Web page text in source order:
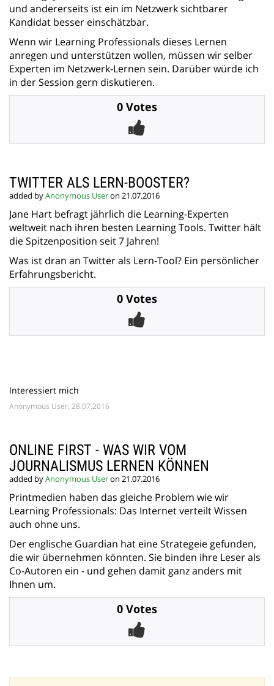
und andererseits ist ein im Netzwerk sichtbarer
Kandidat besser einschätzbar.
Wenn wir Learning Professionals dieses Lernen
anregen und unterstützen wollen, müssen wir selber
Experten im Netzwerk-Lernen sein. Darüber würde ich
in der Session gern diskutieren.
0 Votes
TWITTER ALS LERN-BOOSTER?
added byAnonymous Useron 21.07.2016
Jane Hart befragt jährlich die Learning-Experten
weltweit nach ihren besten Learning Tools. Twitter hält
die Spitzenposition seit 7 Jahren!
Was ist dran an Twitter als Lern-Tool? Ein persönlicher
Erfahrungsbericht.
0 Votes
Interessiert mich
Anonymous User, 28.07.2016
ONLINE FIRST - WAS WIR VOM
JOURNALISMUS LERNEN KÖNNEN
added byAnonymous Useron 21.07.2016
Printmedien haben das gleiche Problem wie wir
Learning Professionals: Das Internet verteilt Wissen
auch ohne uns.
Der englische Guardian hat eine Strategeie gefunden,
die wir übernehmen könnten. Sie binden ihre Leser als
Co-Autoren ein - und gehen damit ganz anders mit
Ihnen um.
0 Votes